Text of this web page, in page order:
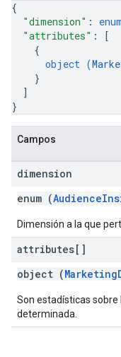
{
"dimension" :
"attributes" :
[
{
object (
}
]
}
Campos
dimension
enum (
Dimensión a la que
attributes[]
object (
Son estadísticas sobre
determinada.